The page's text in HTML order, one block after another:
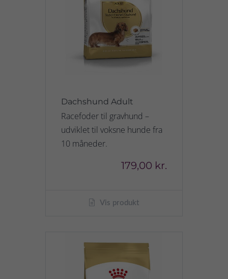
Dachshund Adult
Racefoder til gravhund –
udviklet til voksne hunde fra
10 måneder.
179,00 kr.
Vis produkt